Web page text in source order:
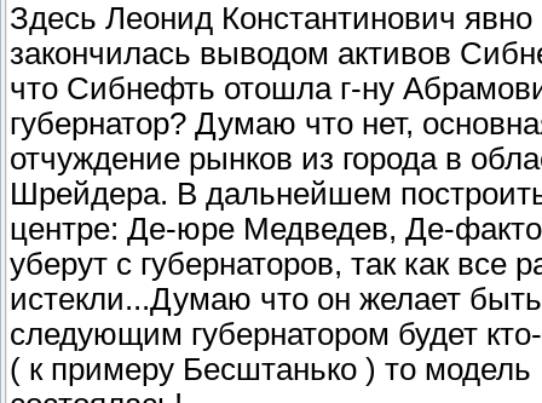
Здесь Леонид Константинович
закончилась выводом активов
что Сибнефть отошла г-ну
губернатор? Думаю что нет,
отчуждение рынков из города в
Шрейдера. В дальнейшем
центре: Де-юре Медведев, Де-
уберут с губернаторов, так как все
истекли...Думаю что он желает
следующим губернатором будет
( к примеру Бесштанько ) то